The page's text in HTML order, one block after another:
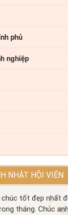
phủ
nghiệp
NHẬT HỘI VIÊN
tốt đẹp nhất
tháng. Chúc